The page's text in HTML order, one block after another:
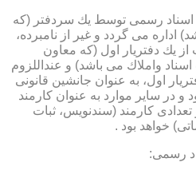
دفترخانه اسناد رسمی توسط یك سردفتر (كه
اداره می گردد و غیر از نامبرده،
یك دفتریار اول (كه معاون
واملاك می باشد) و عنداللزوم
اول، به عنوان جانشین قانونی
و در سایر موارد به عنوان كارمند
كارمند (سندنویس، ثبات
خواهد بود .
رسمی: